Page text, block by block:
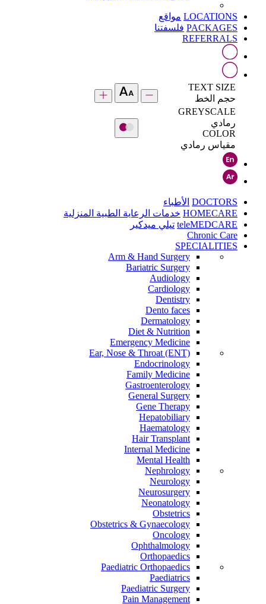
LOCATIONS مواقع
PACKAGES فلسفتنا
REFERRALS
TEXT SIZE
حجم الخط
GREYSCALE
رمادي
COLOR
مقياس رمادي
DOCTORS الأطباء
HOMECARE خدمات الرعاية الطبية المنزلية
teleMEDCARE تيلي ميدكير
Chronic Care
SPECIALITIES
Arm & Hand Surgery
Bariatric Surgery
Audiology
Cardiology
Dentistry
Dento faces
Dermatology
Diet & Nutrition
Emergency Medicine
Ear, Nose & Throat (ENT)
Endocrinology
Family Medicine
Gastroenterology
General Surgery
Gene Therapy
Hepatobiliary
Haematology
Hair Transplant
Internal Medicine
Mental Health
Nephrology
Neurology
Neurosurgery
Neonatology
Obstetrics
Obstetrics & Gynaecology
Oncology
Ophthalmology
Orthopaedics
Paediatric Orthopaedics
Paediatrics
Paediatric Surgery
Pain Management